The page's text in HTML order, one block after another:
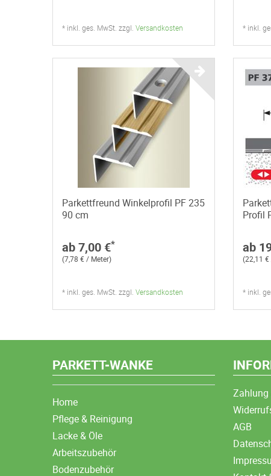
* inkl. ges. MwSt. zzgl. Versandkosten * inkl.
Parkettfreund Winkelprofil PF 235
90 cm
ab 7,00 €*
(7,78 € / Meter)
* inkl. ges. MwSt. zzgl. Versandkosten
Profil
ab
(22,11
* inkl.
PARKETT-WANKE
Home
Pflege & Reinigung
Lacke & Öle
Arbeitszubehör
Bodenzubehör
Zahlung
AGB